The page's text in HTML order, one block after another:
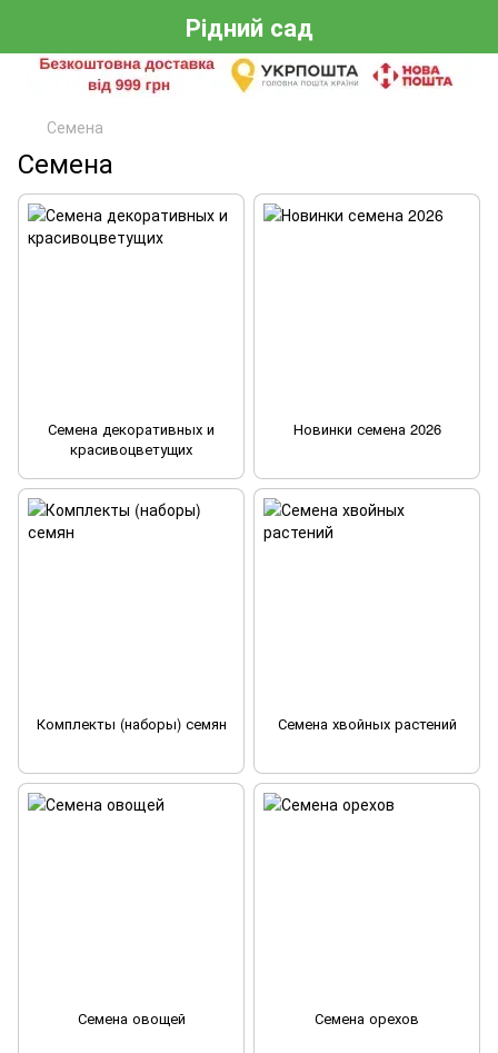
Рідний сад
Семена
Семена
Семена декоративных и
красивоцветущих
Новинки семена 2026
Комплекты (наборы) семян Семена хвойных растений
Семена овощей Семена орехов